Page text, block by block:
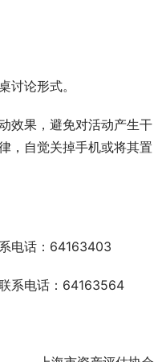
讨论形式。
效果，避免对活动产生干
，自觉关掉手机或将其置
电话：64163403
64163564